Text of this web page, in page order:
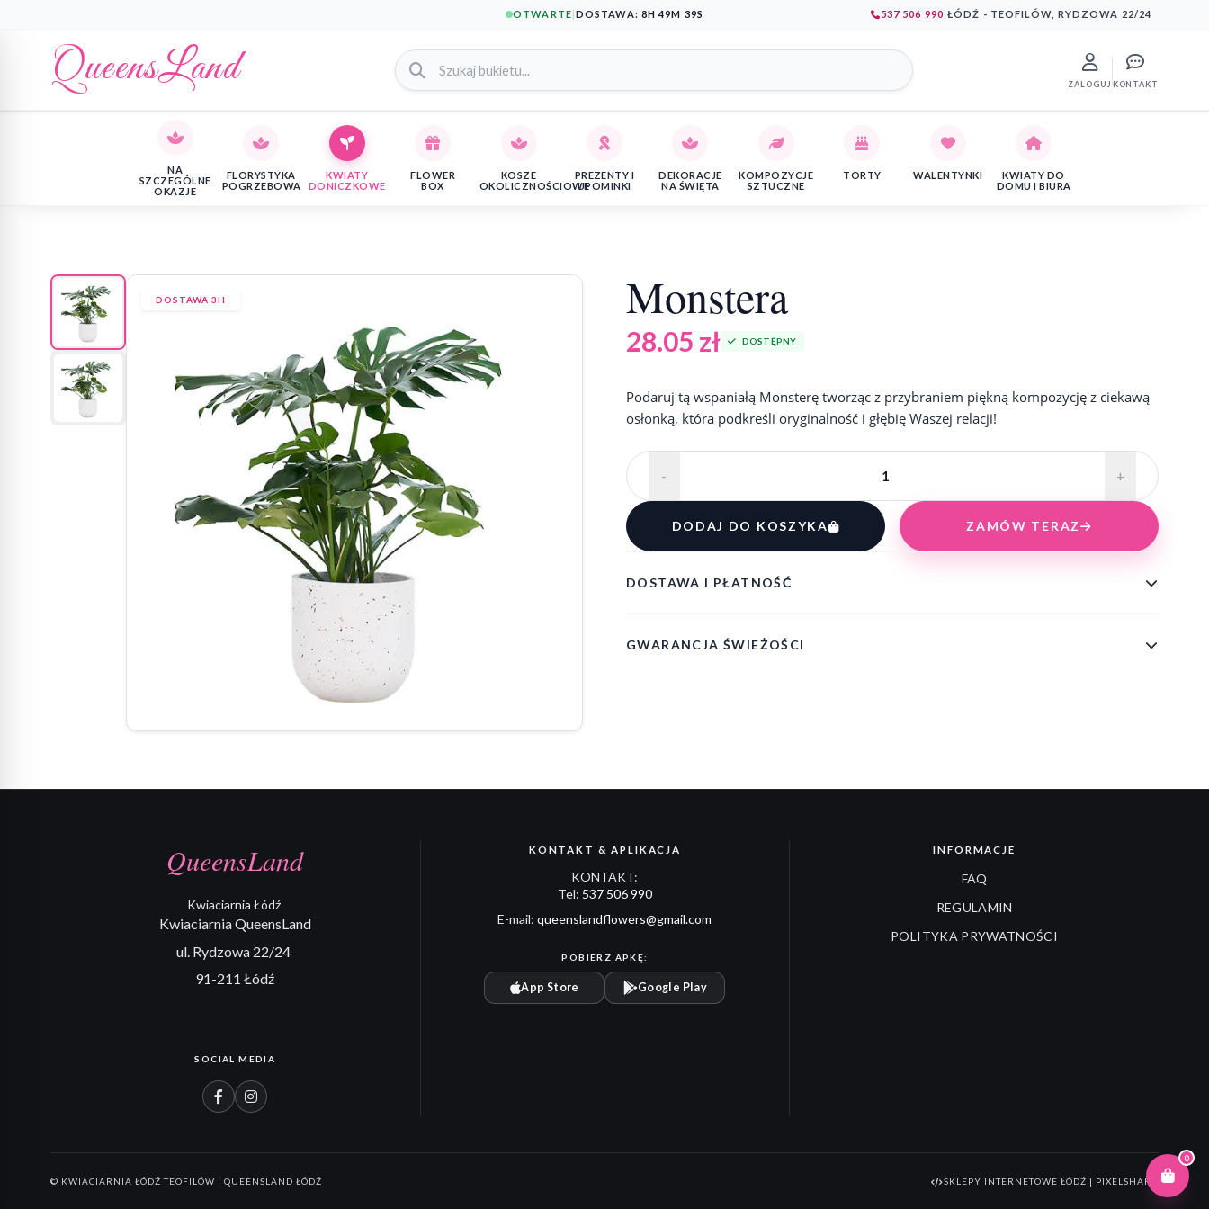
OTWARTE|DOSTAWA: 8H 49M 38S 537 506 990|ŁÓDŹ - TEOFILÓW, RYDZOWA 22/24
QueensLand ZALOGUJ KONTAKT
0
NA
SZCZEGÓLNE
OKAZJE
FLORYSTYKA
POGRZEBOWA
KWIATY
DONICZKOWE
FLOWER
BOX
KOSZE
OKOLICZNOŚCIOWE
PREZENTY I
UPOMINKI
DEKORACJE
NA ŚWIĘTA
KOMPOZYCJE
SZTUCZNE
TORTY WALENTYNKI
KWIATY DO
DOMU I BIURA
DOSTAWA 3H Monstera
28.05 zł DOSTĘPNY
Podaruj tą wspaniałą Monsterę tworząc z przybraniem piękną kompozycję z ciekawą
osłonką, która podkreśli oryginalność i głębię Waszej relacji!
- +
DODAJ DO KOSZYKA ZAMÓW TERAZ
DOSTAWA I PŁATNOŚĆ
GWARANCJA ŚWIEŻOŚCI
QueensLand
Kwiaciarnia Łódź
Kwiaciarnia QueensLand
ul. Rydzowa 22/24
91-211 Łódź
SOCIAL MEDIA
KONTAKT & APLIKACJA
KONTAKT:
Tel: 537 506 990
E-mail:queenslandflowers@gmail.com
POBIERZ APKĘ:
App Store Google Play
INFORMACJE
FAQ
REGULAMIN
POLITYKA PRYWATNOŚCI
© KWIACIARNIA ŁÓDŹ TEOFILÓW | QUEENSLAND ŁÓDŹ SKLEPY INTERNETOWE ŁÓDŹ | PIXELSHARK